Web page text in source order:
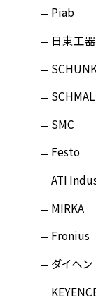
Piab
日東工器
SMC
Festo
ATI
MIRKA
Fronius
ダイヘン